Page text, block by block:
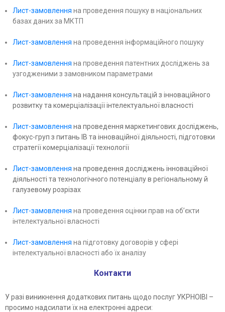
Лист-замовлення на проведення пошуку в національних
базах даних за МКТП
Лист-замовлення на проведення інформаційного пошуку
Лист-замовлення на проведення патентних досліджень за
узгодженими з замовником параметрами
Лист-замовлення на надання консультацій з інноваційного
розвитку та комерціалізації інтелектуальної власності
Лист-замовлення на проведення маркетингових досліджень,
фокус-груп з питань ІВ та інноваційної діяльності, підготовки
стратегії комерціалізації технології
Лист-замовлення на проведення досліджень інноваційної
діяльності та технологічного потенціалу в регіональному й
галузевому розрізах
Лист-замовлення на проведення оцінки прав на об’єкти
інтелектуальної власності
Лист-замовлення на підготовку договорів у сфері
інтелектуальної власності або їх аналізу
Контакти
У разі виникнення додаткових питань щодо послуг УКРНОІВІ –
просимо надсилати їх на електронні адреси: